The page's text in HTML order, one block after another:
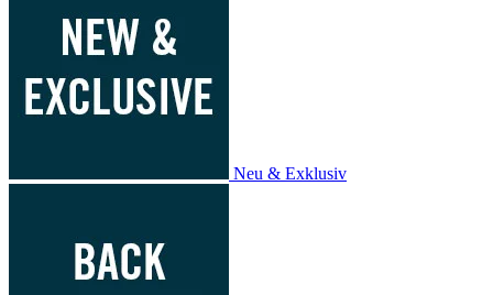
Neu & Exklusiv